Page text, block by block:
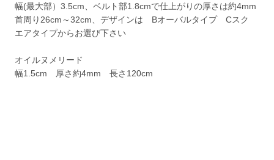
幅(最大部）3.5cm、ベルト部1.8cmで仕上がりの厚さは約4mm
首周り26cm～32cm、デザインは Bオーバルタイプ Cスク
エアタイプからお選び下さい
オイルヌメリード
幅1.5cm 厚さ約4mm 長さ120cm